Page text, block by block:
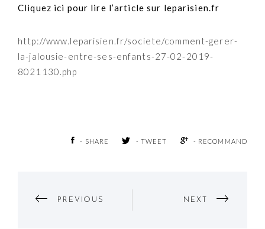
Cliquez ici pour lire l’article sur leparisien.fr
http://www.leparisien.fr/societe/comment-gerer-
la-jalousie-entre-ses-enfants-27-02-2019-
8021130.php
- SHARE - TWEET - RECOMMAND
PREVIOUS NEXT